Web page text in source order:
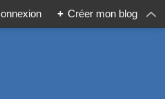
+ Créer mon blog